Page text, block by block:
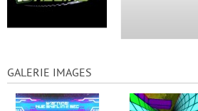
GALERIE IMAGES